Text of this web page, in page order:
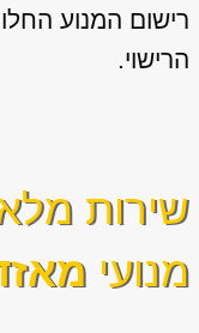
רישום המנוע
הרישוי.
שירות
מנועי